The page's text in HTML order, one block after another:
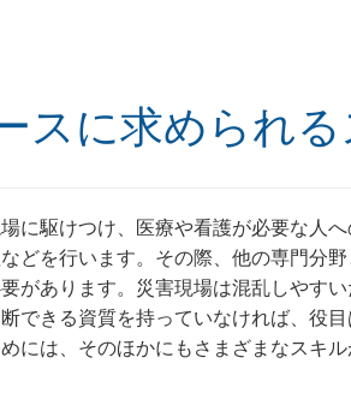
スに求められ
に駆けつけ、医療や看護が必要な人
どを行います。その際、他の専門分
があります。災害現場は混乱しやす
できる資質を持っていなければ、役
には、そのほかにもさまざまなスキル